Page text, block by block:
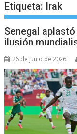
Etiqueta: Irak
Senegal
ilusión
26 de junio de 2026